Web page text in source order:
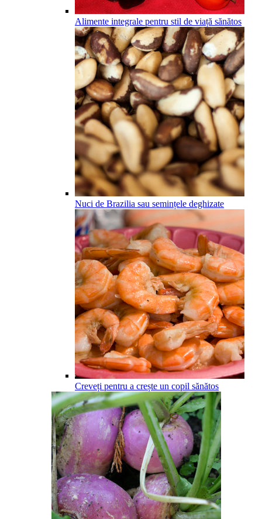
Alimente integrale pentru stil de viață sănătos
Nuci de Brazilia sau semințele deghizate
Creveți pentru a crește un copil sănătos